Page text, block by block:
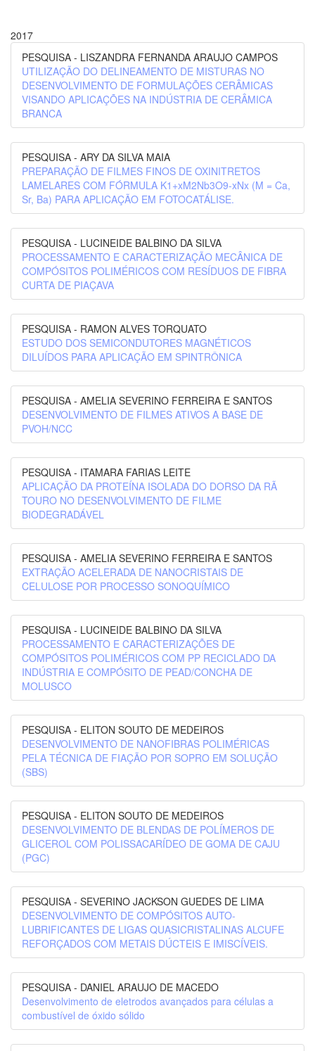
2017
PESQUISA - LISZANDRA FERNANDA ARAUJO CAMPOS
UTILIZAÇÃO DO DELINEAMENTO DE MISTURAS NO
DESENVOLVIMENTO DE FORMULAÇÕES CERÂMICAS
VISANDO APLICAÇÕES NA INDÚSTRIA DE CERÂMICA
BRANCA
PESQUISA - ARY DA SILVA MAIA
PREPARAÇÃO DE FILMES FINOS DE OXINITRETOS
LAMELARES COM FÓRMULA K1+xM2Nb3O9-xNx (M = Ca,
Sr, Ba) PARA APLICAÇÃO EM FOTOCATÁLISE.
PESQUISA - LUCINEIDE BALBINO DA SILVA
PROCESSAMENTO E CARACTERIZAÇÃO MECÂNICA DE
COMPÓSITOS POLIMÉRICOS COM RESÍDUOS DE FIBRA
CURTA DE PIAÇAVA
PESQUISA - RAMON ALVES TORQUATO
ESTUDO DOS SEMICONDUTORES MAGNÉTICOS
DILUÍDOS PARA APLICAÇÃO EM SPINTRÔNICA
PESQUISA - AMELIA SEVERINO FERREIRA E SANTOS
DESENVOLVIMENTO DE FILMES ATIVOS A BASE DE
PVOH/NCC
PESQUISA - ITAMARA FARIAS LEITE
APLICAÇÃO DA PROTEÍNA ISOLADA DO DORSO DA RÃ
TOURO NO DESENVOLVIMENTO DE FILME
BIODEGRADÁVEL
PESQUISA - AMELIA SEVERINO FERREIRA E SANTOS
EXTRAÇÃO ACELERADA DE NANOCRISTAIS DE
CELULOSE POR PROCESSO SONOQUÍMICO
PESQUISA - LUCINEIDE BALBINO DA SILVA
PROCESSAMENTO E CARACTERIZAÇÕES DE
COMPÓSITOS POLIMÉRICOS COM PP RECICLADO DA
INDÚSTRIA E COMPÓSITO DE PEAD/CONCHA DE
MOLUSCO
PESQUISA - ELITON SOUTO DE MEDEIROS
DESENVOLVIMENTO DE NANOFIBRAS POLIMÉRICAS
PELA TÉCNICA DE FIAÇÃO POR SOPRO EM SOLUÇÃO
(SBS)
PESQUISA - ELITON SOUTO DE MEDEIROS
DESENVOLVIMENTO DE BLENDAS DE POLÍMEROS DE
GLICEROL COM POLISSACARÍDEO DE GOMA DE CAJU
(PGC)
PESQUISA - SEVERINO JACKSON GUEDES DE LIMA
DESENVOLVIMENTO DE COMPÓSITOS AUTO-
LUBRIFICANTES DE LIGAS QUASICRISTALINAS ALCUFE
REFORÇADOS COM METAIS DÚCTEIS E IMISCÍVEIS.
PESQUISA - DANIEL ARAUJO DE MACEDO
Desenvolvimento de eletrodos avançados para células a
combustível de óxido sólido